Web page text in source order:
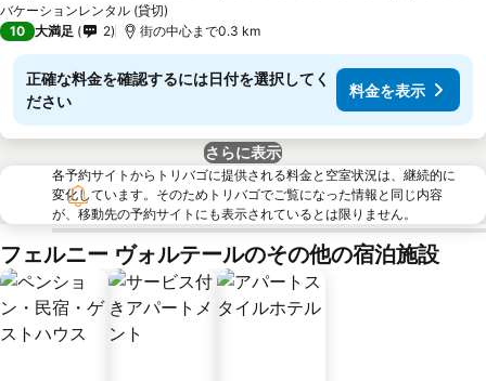
バケーションレンタル (貸切)
10 大満足 2 街の中心まで0.3 km
正確な料金を確認するには日付を選択してく
ださい
料金を表示
さらに表示
各予約サイトからトリバゴに提供される料金と空室状況は、継続的に
変化しています。そのためトリバゴでご覧になった情報と同じ内容
が、移動先の予約サイトにも表示されているとは限りません。
フェルニー ヴォルテールのその他の宿泊施設